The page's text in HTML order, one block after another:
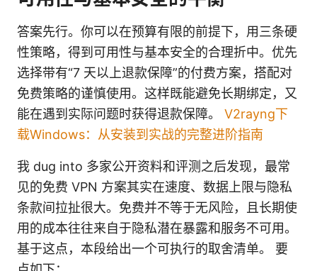
答案先行。你可以在预算有限的前提下，用三条硬
性策略，得到可用性与基本安全的合理折中。优先
选择带有“7 天以上退款保障”的付费方案，搭配对
免费策略的谨慎使用。这样既能避免长期绑定，又
能在遇到实际问题时获得退款保障。 V2rayng下
载Windows：从安装到实战的完整进阶指南
我 dug into 多家公开资料和评测之后发现，最常
见的免费 VPN 方案其实在速度、数据上限与隐私
条款间拉扯很大。免费并不等于无风险，且长期使
用的成本往往来自于隐私潜在暴露和服务不可用。
基于这点，本段给出一个可执行的取舍清单。 要